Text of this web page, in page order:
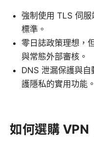
強制使用 TLS 伺
標準。
零日誌政策理想，
與常態外部審核。
DNS 泄漏保護與
護隱私的實用功能。
如何選購 VPN